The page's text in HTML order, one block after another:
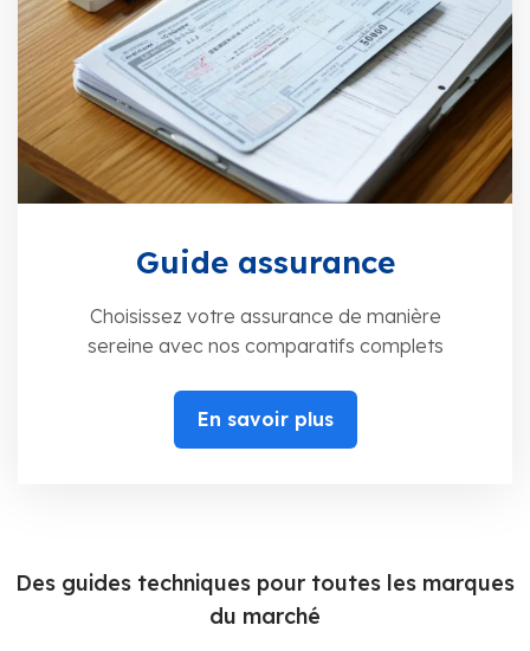
Guide assurance
Choisissez votre assurance de manière
sereine avec nos comparatifs complets
En savoir plus
Des guides techniques pour toutes les marques
du marché